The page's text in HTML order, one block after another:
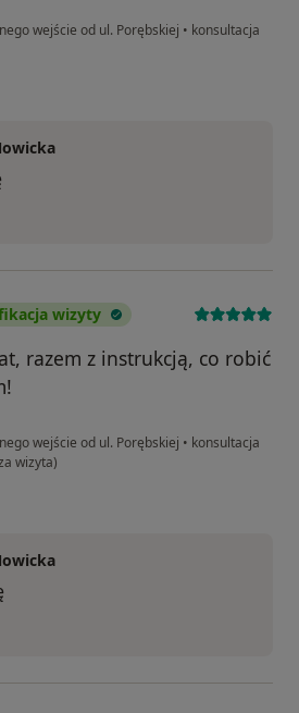
wejście od ul. Porębskiej • konsultacja
wizyty
razem z instrukcją, co robić
wejście od ul. Porębskiej • konsultacja
wizyta)